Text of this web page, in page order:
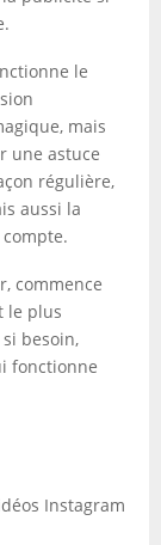
le
mais
une astuce
régulière,
aussi la
commence
le plus
besoin,
fonctionne
Instagram